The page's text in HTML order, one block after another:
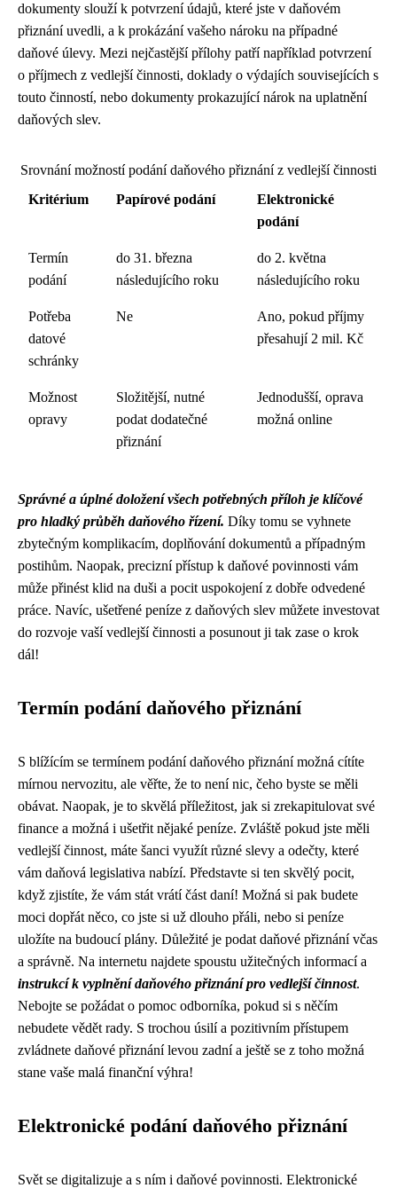
dokumenty slouží k potvrzení údajů, které jste v daňovém
přiznání uvedli, a k prokázání vašeho nároku na případné
daňové úlevy. Mezi nejčastější přílohy patří například potvrzení
o příjmech z vedlejší činnosti, doklady o výdajích souvisejících s
touto činností, nebo dokumenty prokazující nárok na uplatnění
daňových slev.
Srovnání možností podání daňového přiznání z vedlejší činnosti
Kritérium
Papírové podání
Elektronické
podání
Termín
podání
do 31. března
následujícího roku
do 2. května
následujícího roku
Potřeba
datové
schránky
Ne
Ano, pokud příjmy
přesahují 2 mil. Kč
Možnost
opravy
Složitější, nutné
podat dodatečné
přiznání
Jednodušší, oprava
možná online
Správné a úplné doložení všech potřebných příloh je klíčové
pro hladký průběh daňového řízení. Díky tomu se vyhnete
zbytečným komplikacím, doplňování dokumentů a případným
postihům. Naopak, precizní přístup k daňové povinnosti vám
může přinést klid na duši a pocit uspokojení z dobře odvedené
práce. Navíc, ušetřené peníze z daňových slev můžete investovat
do rozvoje vaší vedlejší činnosti a posunout ji tak zase o krok
dál!
Termín podání daňového přiznání
S blížícím se termínem podání daňového přiznání možná cítíte
mírnou nervozitu, ale věřte, že to není nic, čeho byste se měli
obávat. Naopak, je to skvělá příležitost, jak si zrekapitulovat své
finance a možná i ušetřit nějaké peníze. Zvláště pokud jste měli
vedlejší činnost, máte šanci využít různé slevy a odečty, které
vám daňová legislativa nabízí. Představte si ten skvělý pocit,
když zjistíte, že vám stát vrátí část daní! Možná si pak budete
moci dopřát něco, co jste si už dlouho přáli, nebo si peníze
uložíte na budoucí plány. Důležité je podat daňové přiznání včas
a správně. Na internetu najdete spoustu užitečných informací a
instrukcí k vyplnění daňového přiznání pro vedlejší činnost.
Nebojte se požádat o pomoc odborníka, pokud si s něčím
nebudete vědět rady. S trochou úsilí a pozitivním přístupem
zvládnete daňové přiznání levou zadní a ještě se z toho možná
stane vaše malá finanční výhra!
Elektronické podání daňového přiznání
Svět se digitalizuje a s ním i daňové povinnosti. Elektronické